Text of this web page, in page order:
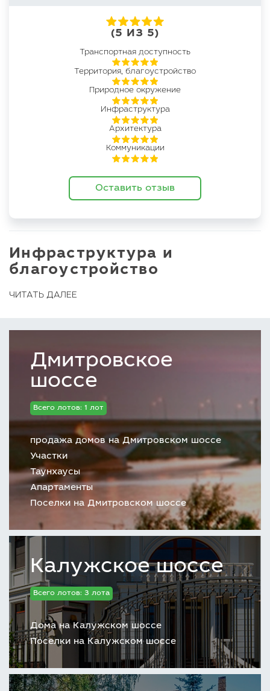
(5 ИЗ 5)
Оставить отзыв
Инфраструктура и
благоустройство
Поселок Vita Verde огорожен и
благоустроена, за порядком на ней следит
проложены все инженерные коммуникации,
проведены телефонная линия, телевидение,
В КП Вита Верде и его окрестностях
работают:
детсад;
универсальная спортплощадка;
салон красоты;
торговый центр;
ресторан;
супермаркет.
Недвижимость
Официальный сайт агентства letoestate.ru
дает клиентам возможность
купить домна
две семьи, коттедж или участок без
подряда по цене от 12 100 000 руб. Площадь
ЧИТАТЬ ДАЛЕЕ
Дмитровское
шоссе
Всего лотов: 1 лот
продажа домов на Дмитровском шоссе
Участки
Таунхаусы
Апартаменты
Поселки на Дмитровском шоссе
Калужское шоссе
Всего лотов: 3 лота
Дома на Калужском шоссе
Поселки на Калужском шоссе